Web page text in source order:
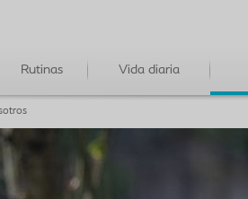
Rutinas Vida diaria